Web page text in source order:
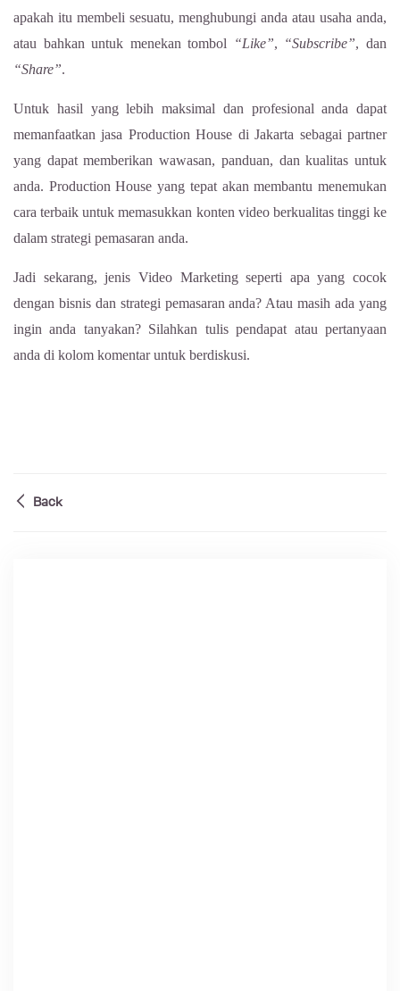
apakah itu membeli sesuatu, menghubungi anda atau usaha anda,
atau bahkan untuk menekan tombol
“Like”, “Subscribe”, dan
“Share”.
Untuk hasil yang lebih maksimal dan profesional anda dapat
memanfaatkan jasa Production House di Jakarta sebagai partner
yang dapat memberikan wawasan, panduan, dan kualitas untuk
anda. Production House yang tepat akan membantu menemukan
cara terbaik untuk memasukkan konten video berkualitas tinggi ke
dalam strategi pemasaran anda.
Jadi sekarang, jenis Video Marketing seperti apa yang cocok
dengan bisnis dan strategi pemasaran anda? Atau masih ada yang
ingin anda tanyakan? Silahkan tulis pendapat atau pertanyaan
anda di kolom komentar untuk berdiskusi.
Back